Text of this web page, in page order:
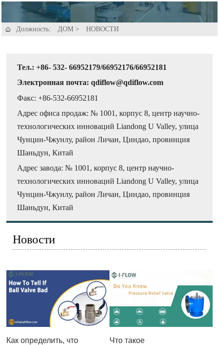
 Должность: ДОМ > НОВОСТИ
Тел.: +86- 532- 66952179/66952176/66952181
Электронная почта: qdiflow@qdiflow.com
Факс: +86-532-66952181
Адрес офиса продаж: № 1001, корпус 8, центр научно-
технологических инноваций Liandong U Valley, улица
Чунцин-Чжунлу, район Личан, Циндао, провинция
Шаньдун, Китай
Адрес завода: № 1001, корпус 8, центр научно-
технологических инноваций Liandong U Valley, улица
Чунцин-Чжунлу, район Личан, Циндао, провинция
Шаньдун, Китай
Новости
Как определить, что
Что такое